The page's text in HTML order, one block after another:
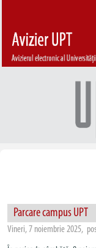
Parcare campus UPT
Vineri, 7 noiembrie 2025,